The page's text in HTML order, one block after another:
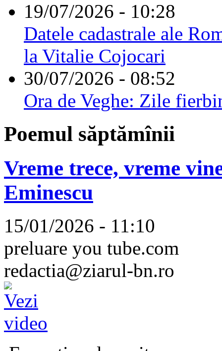
19/07/2026 - 10:28
Datele cadastrale ale
la Vitalie Cojocari
30/07/2026 - 08:52
Ora de Veghe: Zile
Poemul săptămînii
Vreme trece, vreme
Eminescu
15/01/2026 - 11:10
preluare you tube.com
redactia@ziarul-bn.ro